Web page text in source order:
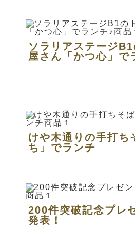
ソラリアステージ
屋さん「かつ心」で
けや木通りの手打ち
ち」でランチ
200件突破記念プレ
発表！